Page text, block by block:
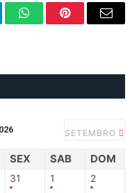
WhatsAppPinterestEmail
SETEMBRO
SEX SAB DOM
31 1 2